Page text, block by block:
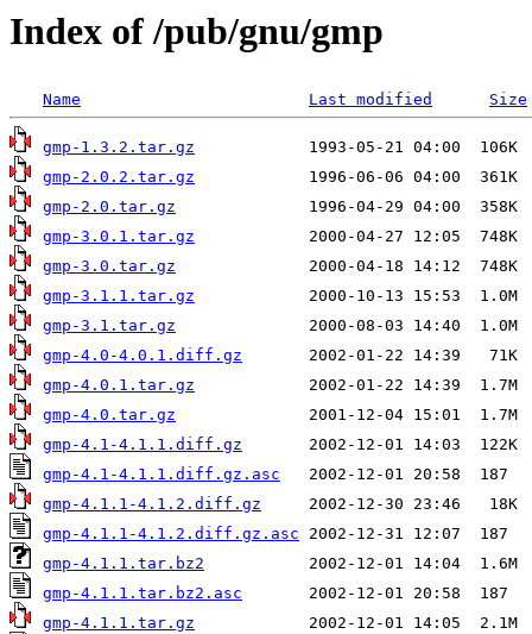
Index of /pub/gnu/gmp
Name Last modified Size
gmp-1.3.2.tar.gz
gmp-2.0.2.tar.gz
gmp-2.0.tar.gz
gmp-3.0.1.tar.gz
gmp-3.0.tar.gz
gmp-3.1.1.tar.gz
gmp-3.1.tar.gz
gmp-4.0-4.0.1.diff.gz
gmp-4.0.1.tar.gz
gmp-4.0.tar.gz
gmp-4.1-4.1.1.diff.gz
gmp-4.1-4.1.1.diff.gz.asc
gmp-4.1.1-4.1.2.diff.gz
gmp-4.1.1-4.1.2.diff.gz.asc
gmp-4.1.1.tar.bz2
gmp-4.1.1.tar.bz2.asc
gmp-4.1.1.tar.gz